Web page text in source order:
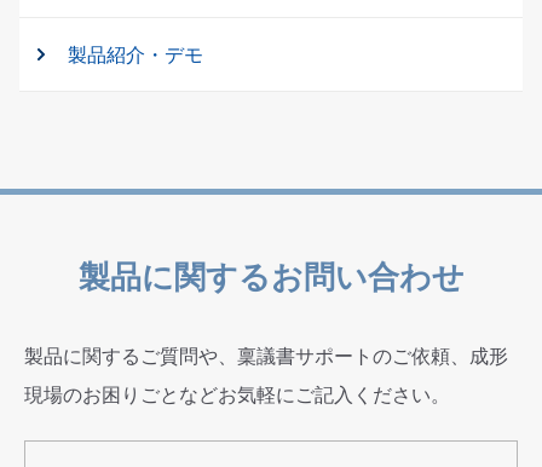
製品紹介・デモ
製品に関するお問い合わせ
製品に関するご質問や、稟議書サポートのご依頼、成形
現場のお困りごとなどお気軽にご記入ください。